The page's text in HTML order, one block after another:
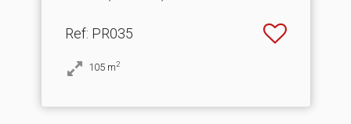
Ref: PR035
105 m2